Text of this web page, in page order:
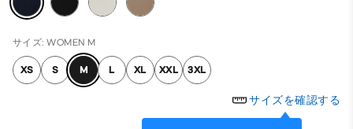
サイズ: WOMEN M
XS S M L XL XXL 3XL
サイズを確認する